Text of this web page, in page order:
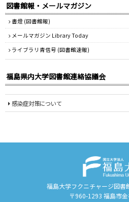
図書館報・メールマガジン
書燈 (図書館報)
メールマガジン Library Today
ライブラリ青信号 (図書館速報)
福島県内大学図書館連絡協議会
感染症対策について
福島大学フクニチャージ図書
〒960-1293 福島市